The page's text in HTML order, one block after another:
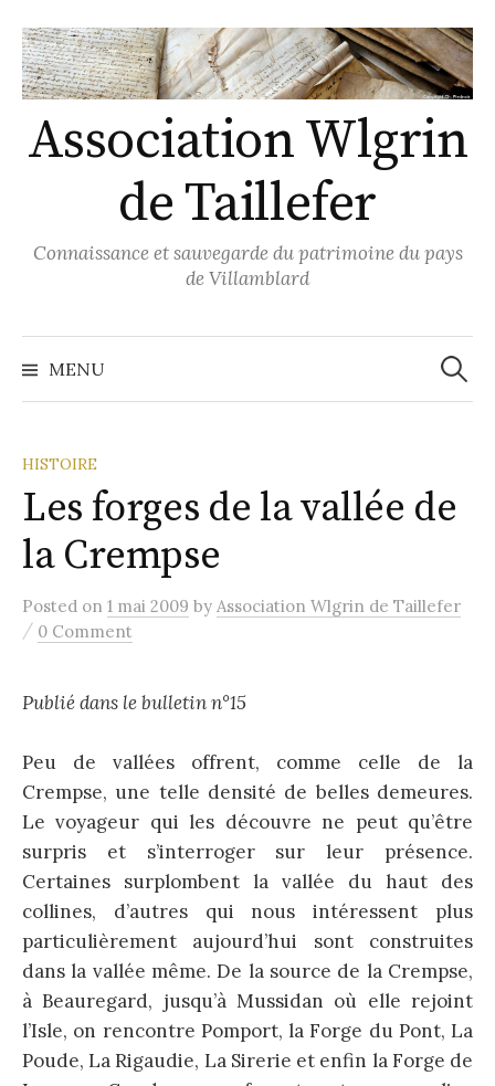
to
content
Association Wlgrin
de Taillefer
Connaissance et sauvegarde du patrimoine du pays
de Villamblard
MENU
HISTOIRE
Les forges de la vallée de
la Crempse
Posted on 1 mai 2009 by Association Wlgrin de Taillefer
/ 0 Comment
Publié dans le bulletin n°15
Peu de vallées offrent, comme celle de la
Crempse, une telle densité de belles demeures.
Le voyageur qui les découvre ne peut qu’être
surpris et s’interroger sur leur présence.
Certaines surplombent la vallée du haut des
collines, d’autres qui nous intéressent plus
particulièrement aujourd’hui sont construites
dans la vallée même. De la source de la Crempse,
à Beauregard, jusqu’à Mussidan où elle rejoint
l’Isle, on rencontre Pomport, la Forge du Pont, La
Poude, La Rigaudie, La Sirerie et enfin la Forge de